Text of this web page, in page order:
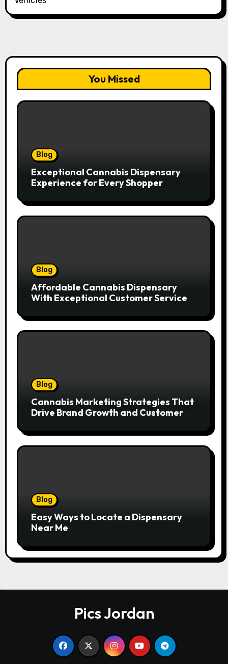
You Missed
Blog
Exceptional Cannabis Dispensary
Experience for Every Shopper
Blog
Affordable Cannabis Dispensary
With Exceptional Customer Service
Blog
Cannabis Marketing Strategies That
Drive Brand Growth and Customer
Blog
Easy Ways to Locate a Dispensary
Near Me
Pics Jordan